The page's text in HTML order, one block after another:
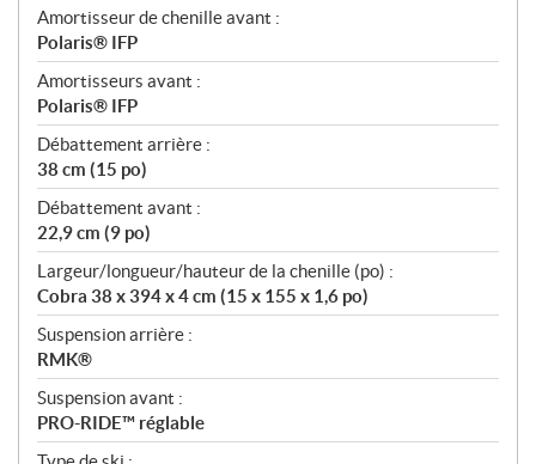
Amortisseur de chenille avant :
Polaris® IFP
Amortisseurs avant :
Polaris® IFP
Débattement arrière :
38 cm (15 po)
Débattement avant :
22,9 cm (9 po)
Largeur/longueur/hauteur de la chenille (po) :
Cobra 38 x 394 x 4 cm (15 x 155 x 1,6 po)
Suspension arrière :
RMK®
Suspension avant :
PRO-RIDE™ réglable